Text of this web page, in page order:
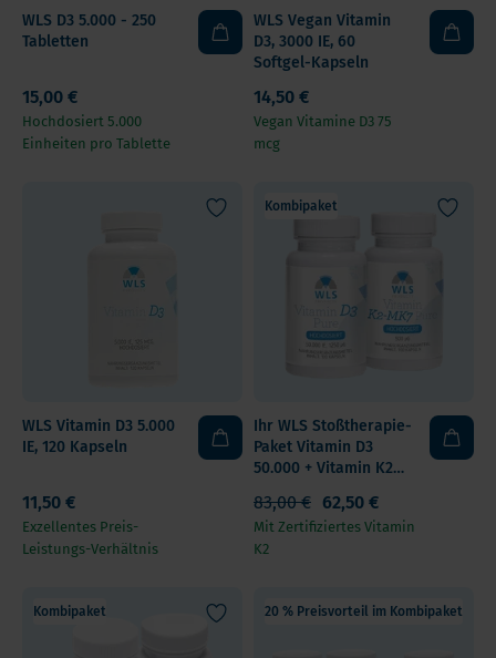
WLS D3 5.000 - 250
Tabletten
15,00 €
Hochdosiert 5.000
Einheiten pro Tablette
WLS Vegan Vitamin
D3, 3000 IE, 60
Softgel-Kapseln
14,50 €
Vegan Vitamine D3 75
mcg
WLS Vitamin D3 5.000
IE, 120 Kapseln
11,50 €
Exzellentes Preis-
Leistungs-Verhältnis
Kombipaket
Ihr WLS Stoßtherapie-
Paket Vitamin D3
50.000 + Vitamin K2
62,50 €
83,00 €
Mit Zertifiziertes Vitamin
K2
Kombipaket 20 % Preisvorteil im Kombipaket